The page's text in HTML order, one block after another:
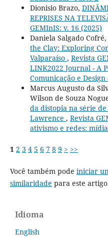
Dionisio Brazo,
REPRISES NA
GEMInIS: v. 16 (2025)
Daniela Salgado
the Clay: Exploring
Valparaíso , Revista
LINK2022 Journal - A
Comunicação e Design
Marcus Augusto da
Wilson de Souza
da distopia na série de
Lawrence , Revista
ativismo e redes:
1 2 3 4 5 6 7 8 9 > >>
Você também pode iniciar
similaridade para este
Idioma
English